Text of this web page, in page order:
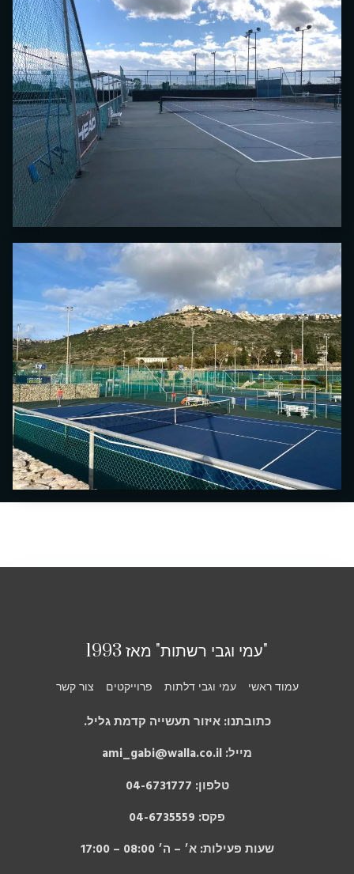
"עמי וגבי רשתות" מאז 1993
עמוד ראשי עמי וגבי דלתות פרוייקטים צור קשר
כתובתנו: איזור תעשייה קדמת גליל.
מייל: ami_gabi@walla.co.il
טלפון: 04-6731777
פקס: 04-6735559
שעות פעילות: א׳ – ה׳ 08:00 – 17:00